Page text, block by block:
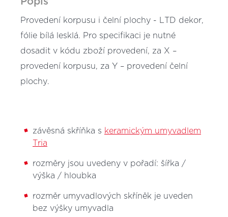
Provedení korpusu i čelní plochy - LTD dekor,
fólie bílá lesklá. Pro specifikaci je nutné
dosadit v kódu zboží provedení, za X –
provedení korpusu, za Y – provedení čelní
plochy.
závěsná skříňka s keramickým umyvadlem
Tria
rozměry jsou uvedeny v pořadí: šířka /
výška / hloubka
rozměr umyvadlových skříněk je uveden
bez výšky umyvadla